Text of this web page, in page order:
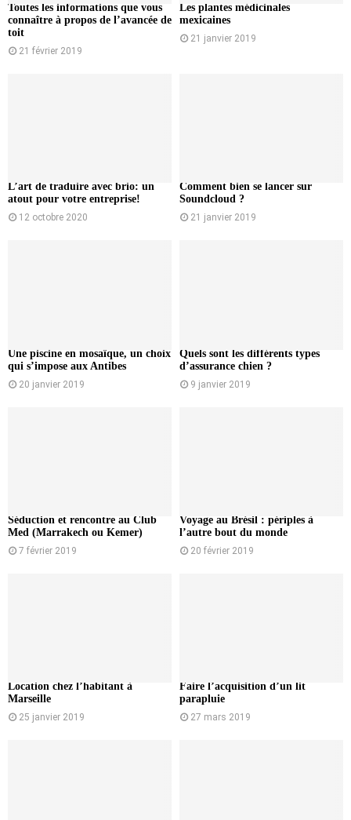
Toutes les informations que vous
connaître à propos de l’avancée de
toit
21 février 2019
Les plantes médicinales
mexicaines
21 janvier 2019
L’art de traduire avec brio: un
atout pour votre entreprise!
12 octobre 2020
Comment bien se lancer sur
Soundcloud ?
21 janvier 2019
Une piscine en mosaïque, un choix
qui s’impose aux Antibes
20 janvier 2019
Quels sont les différents types
d’assurance chien ?
9 janvier 2019
Séduction et rencontre au Club
Med (Marrakech ou Kemer)
7 février 2019
Voyage au Brésil : périples à
l’autre bout du monde
20 février 2019
Location chez l’habitant à
Marseille
25 janvier 2019
Faire l’acquisition d’un lit
parapluie
27 mars 2019